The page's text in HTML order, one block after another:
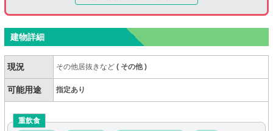
建物詳細
現況 その他居抜きなど( その他)
可能用途 指定あり
重飲食